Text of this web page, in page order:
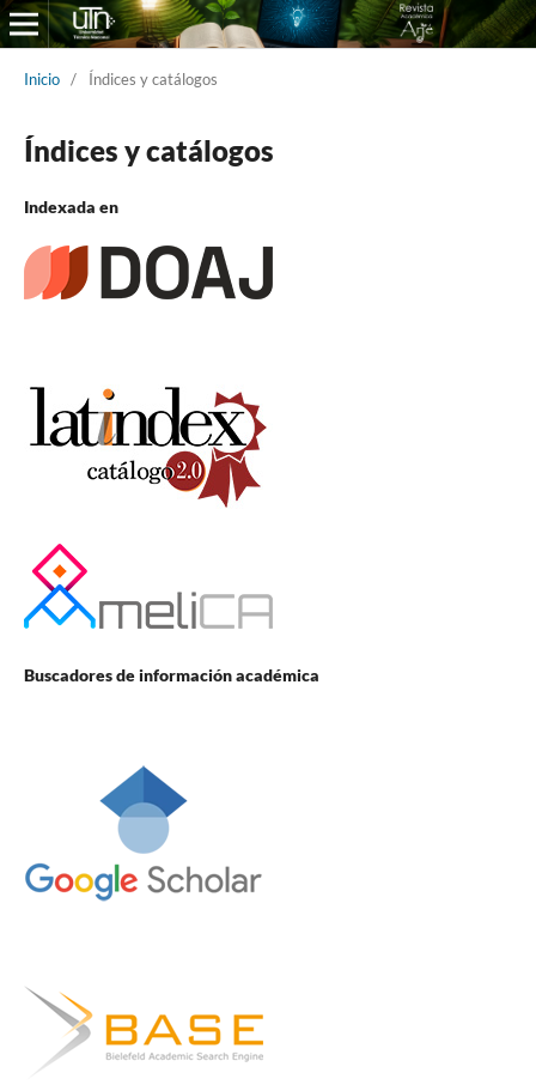
Inicio / Índices y catálogos
Índices y catálogos
Indexada en
Buscadores de información académica